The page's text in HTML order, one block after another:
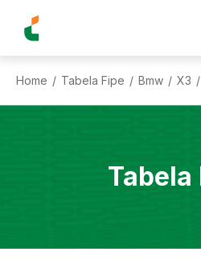
Home / Tabela Fipe / Bmw / X3 /
Tabela